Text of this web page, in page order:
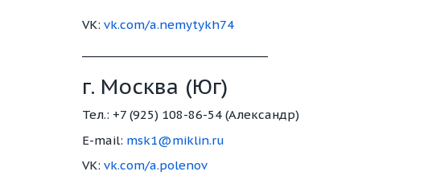
VK: vk.com/a.nemytykh74
г. Москва (Юг)
Тел.: +7 (925) 108-86-54 (Александр)
E-mail: msk1@miklin.ru
VK: vk.com/a.polenov